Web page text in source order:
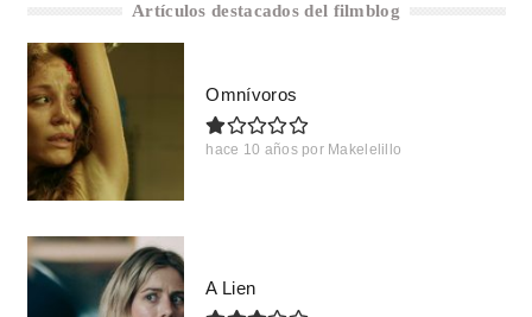
Artículos destacados del filmblog
Omnívoros
hace 10 años por Makelelillo
A Lien